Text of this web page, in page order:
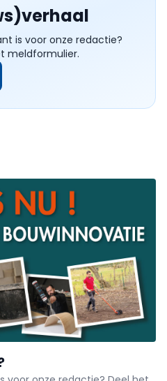
is voor onze redactie?
meldformulier.